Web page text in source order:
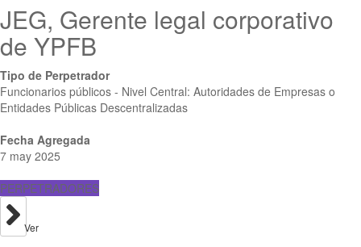
JEG, Gerente legal corporativo
de YPFB
Tipo de Perpetrador
Funcionarios públicos - Nivel Central: Autoridades de Empresas o
Entidades Públicas Descentralizadas
Fecha Agregada
7 may 2025
PERPETRADORES
Ver